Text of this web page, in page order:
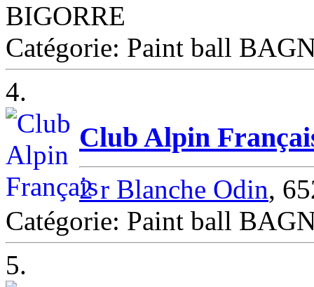
BIGORRE
Catégorie: Paint ball
4.
Club Alpin
2 r Blanche Odin,
Catégorie: Paint ball
5.